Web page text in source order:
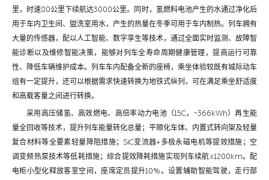
里，时速80公里下续航达3000公里。同时，氢燃料电池产生的水通过净化后
用于车内卫生间、盥洗室用水，产生的热量在冬季可用于车内制热。列车拥有
大量的传感器，配以人工智能、数字孪生等技术，通过全面实时监测、故障智
能诊断以及维修智能决策，能够对列车全寿命周期健康管理，提高运行可靠
性、降低车辆维护成本。列车车内配备全新的座椅，乘坐体验较既有城际动车
组有一定提升，还可以根据需求快速转换为地铁式纵列，可在满足乘坐舒适度
和高载客量之间进行转换。
采用高压储氢、高效燃电、高倍率动力电池（15C，~366kWh）再生能
量全回收等技术，提升列车能量转化总量；平顺化车体、内置式转向架及轻量
复合材料等全要素轻量降阻措施；SiC变流器+多极永磁电机等提效措施；空
调变频热泵技术等低耗措施；综合提效降耗措施实现列车续航≥1200km。配
电柜小型化释放客室空间，座席定员提升10%。设置辅助智能驾驶，走行部